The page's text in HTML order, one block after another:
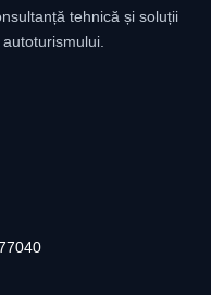
tehnică și soluții